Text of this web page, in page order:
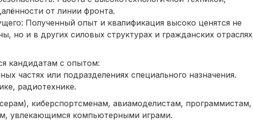
от линии фронта.
Полученный опыт и квалификация высоко ценятся не
но и в других силовых структурах и гражданских отраслях
кандидатам с опытом:
частях или подразделениях специального назначения.
радиотехнике.
киберспортсменам, авиамоделистам, программистам,
увлекающимся компьютерными играми.